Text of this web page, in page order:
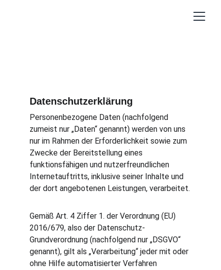
Datenschutzerklärung
Personenbezogene Daten (nachfolgend
zumeist nur „Daten“ genannt) werden von uns
nur im Rahmen der Erforderlichkeit sowie zum
Zwecke der Bereitstellung eines
funktionsfähigen und nutzerfreundlichen
Internetauftritts, inklusive seiner Inhalte und
der dort angebotenen Leistungen, verarbeitet.
Gemäß Art. 4 Ziffer 1. der Verordnung (EU)
2016/679, also der Datenschutz-
Grundverordnung (nachfolgend nur „DSGVO“
genannt), gilt als „Verarbeitung“ jeder mit oder
ohne Hilfe automatisierter Verfahren